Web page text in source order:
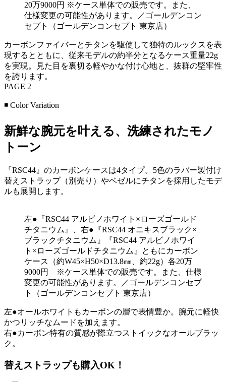
20万9000円 ※ケース単体での販売です。また、
仕様変更の可能性があります。／ゴールデンコン
セプト（ゴールデンコンセプト 東京店）
カーボンファイバーとチタンを駆使して独特のルックスを表
現するとともに、従来モデルの約半分となるケース重量22g
を実現。見た目を裏切る軽やかな付け心地と、抜群の堅牢性
を誇ります。
PAGE 2
◾️ Color Variation
新鮮な腕元を叶える、洗練されたモノ
トーン
『RSC44』のカーボンケースは4タイプ。5色のラバー製付け
替えストラップ（別売り）やベゼルにチタンを採用したモデ
ルも展開します。
左●『RSC44 アルビノホワイト×ローズゴールド
チタニウム』、右●『RSC44 オニキスブラック×
ブラックチタニウム』『RSC44 アルビノホワイ
ト×ローズゴールドチタニウム』ともにカーボン
ケース（約W45×H50×D13.8㎜、約22g）各20万
9000円 ※ケース単体での販売です。また、仕様
変更の可能性があります。／ゴールデンコンセプ
ト（ゴールデンコンセプト 東京店）
左●オールホワイトもカーボンの層で表情豊か。腕元に軽快
かつリッチなムードを加えます。
右●カーボン特有の質感が際立つストイックなオールブラッ
ク。
替えストラップも購入OK！